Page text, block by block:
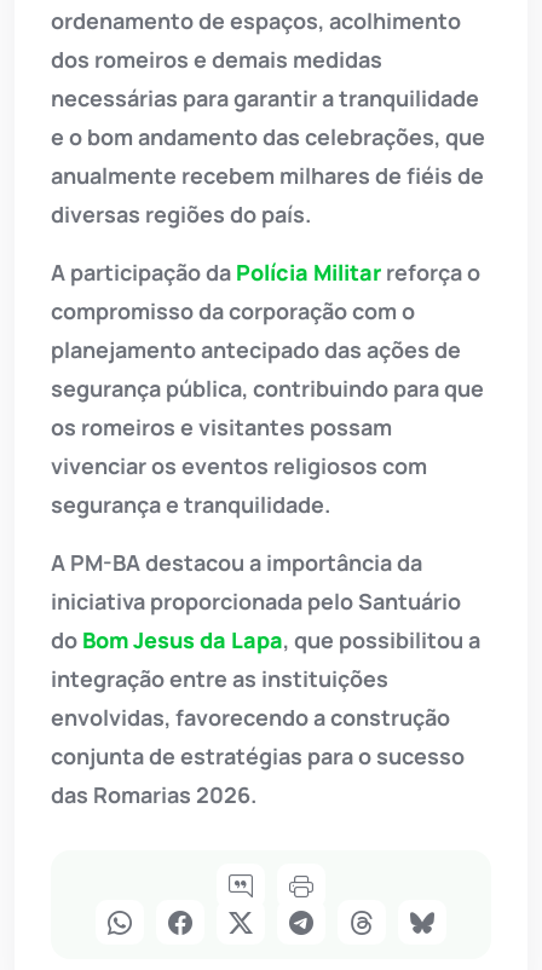
ordenamento de espaços, acolhimento
dos romeiros e demais medidas
necessárias para garantir a tranquilidade
e o bom andamento das celebrações, que
anualmente recebem milhares de fiéis de
diversas regiões do país.
A participação da Polícia Militar reforça o
compromisso da corporação com o
planejamento antecipado das ações de
segurança pública, contribuindo para que
os romeiros e visitantes possam
vivenciar os eventos religiosos com
segurança e tranquilidade.
A PM-BA destacou a importância da
iniciativa proporcionada pelo Santuário
do Bom Jesus da Lapa, que possibilitou a
integração entre as instituições
envolvidas, favorecendo a construção
conjunta de estratégias para o sucesso
das Romarias 2026.